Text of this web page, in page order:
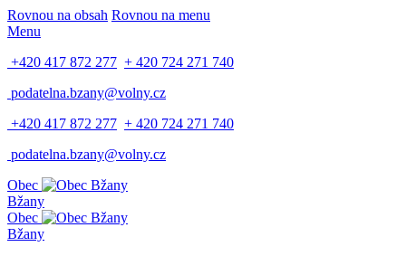
Rovnou na obsah Rovnou na menu
Menu
+420 417 872 277 + 420 724 271 740
podatelna.bzany@volny.cz
+420 417 872 277 + 420 724 271 740
podatelna.bzany@volny.cz
Obec
Bžany
Obec
Bžany